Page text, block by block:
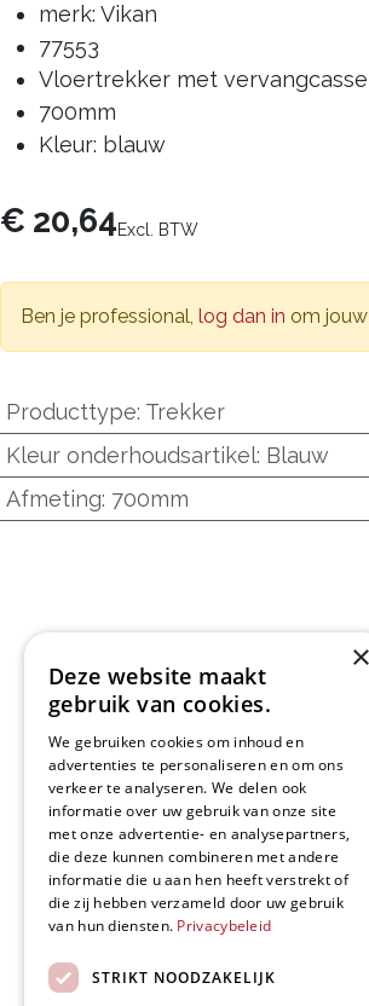
merk: Vikan
77553
Vloertrekker met
700mm
Kleur: blauw
€ 20,64Excl. BTW
Ben je professional, log dan in om jouw
Producttype: Trekker
Kleur onderhoudsartikel: Blauw
Afmeting: 700mm
L&D Foodpartner BV
Noorwegenstraat 29D,
9940 Evergem, BE
09 253 49 57-
×
Deze website maakt
gebruik van cookies.
We gebruiken cookies om inhoud en
advertenties te personaliseren en om ons
verkeer te analyseren. We delen ook
informatie over uw gebruik van onze site
met onze advertentie- en analysepartners,
die deze kunnen combineren met andere
informatie die u aan hen heeft verstrekt of
die zij hebben verzameld door uw gebruik
van hun diensten. Privacybeleid
STRIKT NOODZAKELIJK